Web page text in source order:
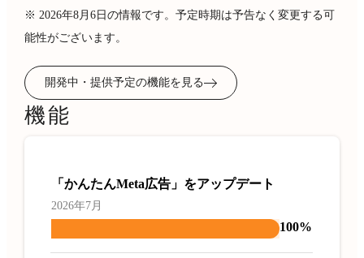
※ 2026年8月6日の情報です。予定時期は予告なく変更する可
能性がございます。
開発中・提供予定の機能を見る
機能
「かんたんMeta広告」をアップデート
2026年7月
100%